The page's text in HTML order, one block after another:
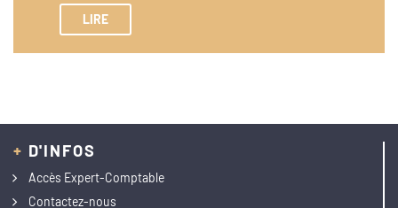
LIRE
+ D'INFOS
Accès Expert-Comptable
Contactez-nous